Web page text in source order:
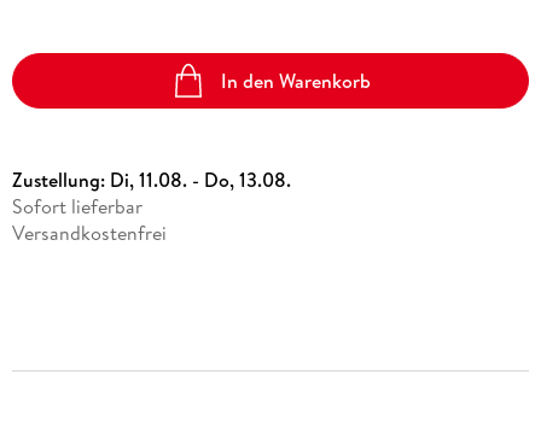
In den Warenkorb
Zustellung: Di, 11.08. - Do, 13.08.
Sofort lieferbar
Versandkostenfrei